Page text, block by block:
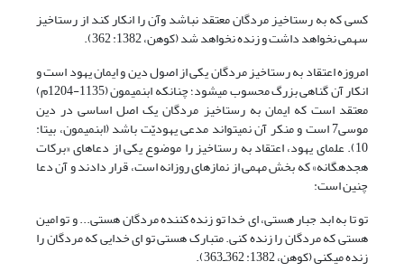
کسی که به رستاخیز مردگان معتقد نباشد وآن را انکار کند از رستاخیز
سهمی نخواهد داشت و زنده نخواهد شد (کوهن، 1382: 362).
امروزه اعتقاد به رستاخیز مردگان یکی از اصول دین و ایمان یهود است و
انکار آن گناهی بزرگ محسوب می‏شود؛ چنان‏که ابن‏میمون (1135-1204م)
معتقد است که ایمان به رستاخیز مردگان یک اصل اساسی در دین
موسی7 است و منکر آن نمی‏تواند مدعی یهودیّت باشد (ابن‏میمون، بی‏تا:
10). علمای یهود، اعتقاد به رستاخیز را موضوع یکی از دعاهای «برکات
هجده‏گانه» که بخش مهمی از نمازهای روزانه است، قرار دادند و آن دعا
چنین است:
تو تا به ابد جبار هستی، ای خدا تو زنده کننده مردگان هستی... و تو امین
هستی که مردگان را زنده کنی. متبارک هستی تو ای خدایی که مردگان را
زنده می‏کنی (کوهن، 1382: 362ـ363).